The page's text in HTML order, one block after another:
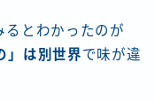
るとわかったのが
」は別世界で味が違